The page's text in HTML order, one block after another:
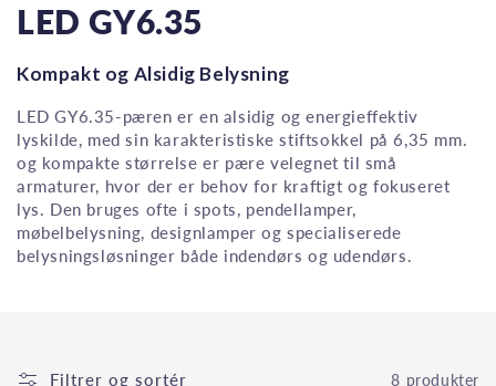
LED GY6.35
Kompakt og Alsidig Belysning
LED GY6.35-pæren er en alsidig og energieffektiv
lyskilde, med sin karakteristiske stiftsokkel på 6,35 mm.
og kompakte størrelse er pære velegnet til små
armaturer, hvor der er behov for kraftigt og fokuseret
lys. Den bruges ofte i spots, pendellamper,
møbelbelysning, designlamper og specialiserede
belysningsløsninger både indendørs og udendørs.
Filtrer og sortér 8 produkter